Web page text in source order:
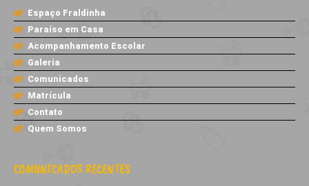
Espaço Fraldinha
Paraíso em Casa
Acompanhamento Escolar
Galeria
Comunicados
Matrícula
Contato
Quem Somos
COMUNICADOS RECENTES